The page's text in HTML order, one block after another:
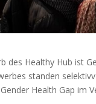
des Healthy Hub ist
standen
Health Gap im